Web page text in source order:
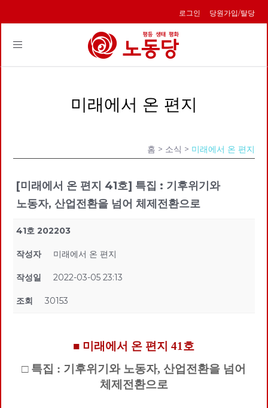
로그인 당원가입/탈당
Toggle
미래에서 온 편지
홈 > 소식 > 미래에서 온 편지
[미래에서 온 편지 41호] 특집 : 기후위기와
노동자, 산업전환을 넘어 체제전환으로
41호 202203
작성자 미래에서 온 편지
작성일 2022-03-05 23:13
조회 30153
■ 미래에서 온 편지 41호
□ 특집 : 기후위기와 노동자, 산업전환을 넘어
체제전환으로